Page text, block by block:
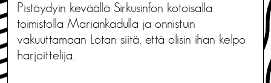
Pistäydyin keväällä Sirkusinfon kotoisalla
toimistolla Mariankadulla ja onnistuin
vakuuttamaan Lotan siitä, että olisin ihan kelpo
harjoittelija.